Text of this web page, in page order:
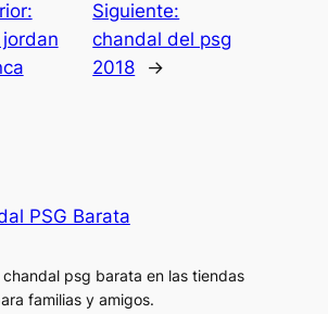
Siguiente:
chandal del psg
2018
→
PSG Barata
psg barata en las tiendas
familias y amigos.